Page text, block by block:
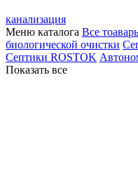
канализация
Меню каталога Все
биологической очистки
Септики ROSTOK
Показать все